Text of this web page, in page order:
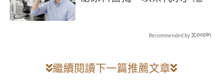
Recommended by
繼續閱讀下一篇推薦文章